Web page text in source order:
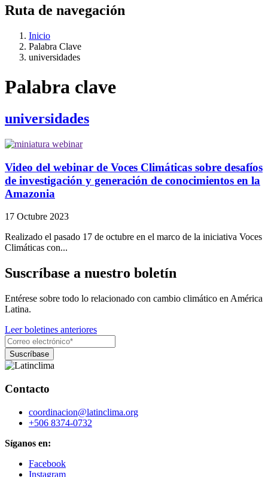
Ruta de navegación
Inicio
Palabra Clave
universidades
Palabra clave
universidades
Video del webinar de Voces Climáticas sobre desafíos
de investigación y generación de conocimientos en la
Amazonia
17 Octubre 2023
Realizado el pasado 17 de octubre en el marco de la iniciativa Voces
Climáticas con...
Suscríbase a nuestro boletín
Entérese sobre todo lo relacionado con cambio climático en América
Latina.
Leer boletines anteriores
Contacto
coordinacion@latinclima.org
+506 8374-0732
Síganos en:
Facebook
Instagram